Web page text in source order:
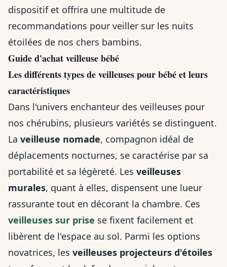
dispositif et offrira une multitude de
recommandations pour veiller sur les nuits
étoilées de nos chers bambins.
Guide d'achat veilleuse bébé
Les différents types de veilleuses pour bébé et leurs
caractéristiques
Dans l'univers enchanteur des veilleuses pour
nos chérubins, plusieurs variétés se distinguent.
La veilleuse nomade, compagnon idéal de
déplacements nocturnes, se caractérise par sa
portabilité et sa légèreté. Les veilleuses
murales, quant à elles, dispensent une lueur
rassurante tout en décorant la chambre. Ces
veilleuses sur prise se fixent facilement et
libèrent de l'espace au sol. Parmi les options
novatrices, les veilleuses projecteurs d'étoiles